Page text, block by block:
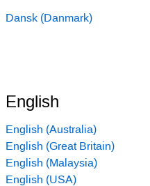
Dansk (Danmark)
English
English (Australia)
English (Great Britain)
English (Malaysia)
English (USA)